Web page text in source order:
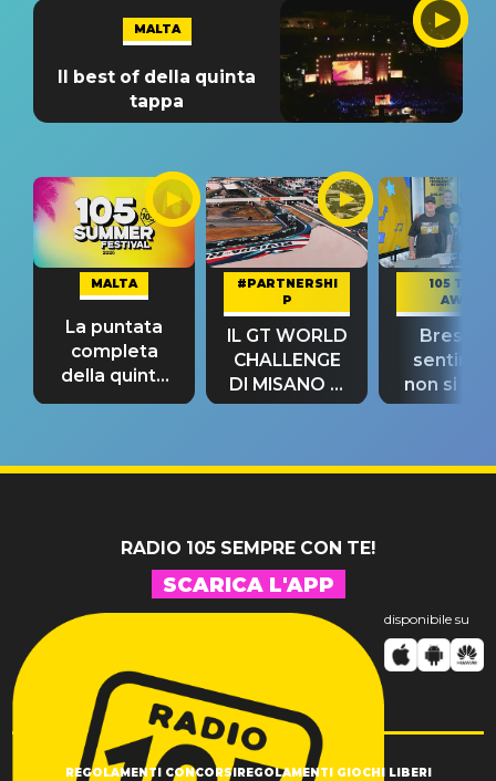
MALTA
Il best of della quinta
tappa
MALTA
La puntata
completa
della quinta
tappa
#PARTNERSHI
P
IL GT WORLD
CHALLENGE
DI MISANO si
riconferma
105 TAKE
AWAY
Bresh:
non si
fino alla
RADIO 105 SEMPRE CON TE!
SCARICA L'APP
disponibile su
REGOLAMENTI CONCORSI REGOLAMENTI GIOCHI LIBERI